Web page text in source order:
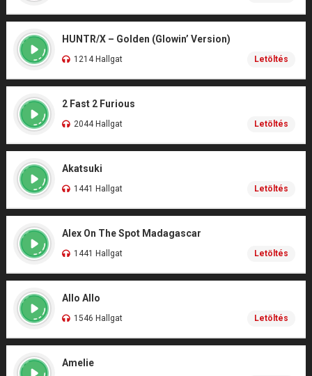
HUNTR/X – Golden (Glowin’ Version)
1214 Hallgat Letöltés
2 Fast 2 Furious
2044 Hallgat Letöltés
Akatsuki
1441 Hallgat Letöltés
Alex On The Spot Madagascar
1441 Hallgat Letöltés
Allo Allo
1546 Hallgat Letöltés
Amelie